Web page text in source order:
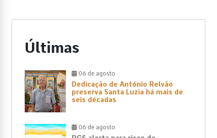
Últimas
06 de agosto
Dedicação de António Relvão
preserva Santa Luzia há mais de
seis décadas
06 de agosto